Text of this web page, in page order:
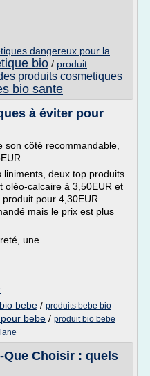
dangereux pour la
bio / produit
produits cosmetiques
bio sante
à éviter pour
côté recommandable,
liniments, deux top produits
oléo-calcaire à 3,50EUR et
pour 4,30EUR.
mais le prix est plus
une...
bebe / produits bebe bio
bebe / produit bio bebe
Que Choisir : quels